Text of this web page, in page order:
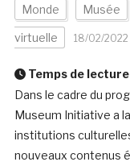
Monde Musée
virtuelle 18/02/2022
Temps de lecture
Dans le cadre du
Museum Initiative a
institutions
nouveaux contenus